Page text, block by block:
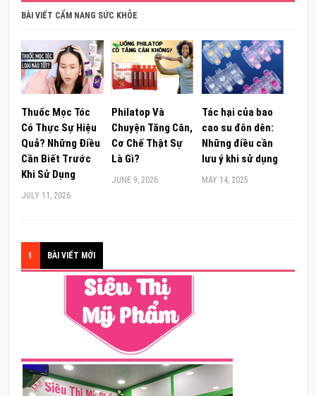
BÀI VIẾT CẨM NANG SỨC KHỎE
Thuốc Mọc Tóc
Có Thực Sự Hiệu
Quả? Những Điều
Cần Biết Trước
Khi Sử Dụng
JULY 11, 2026
Philatop Và
Chuyện Tăng Cân,
Cơ Chế Thật Sự
Là Gì?
JUNE 9, 2026
Tác hại của bao
cao su đôn dên:
Những điều cần
lưu ý khi sử dụng
MAY 14, 2025
1 BÀI VIẾT MỚI